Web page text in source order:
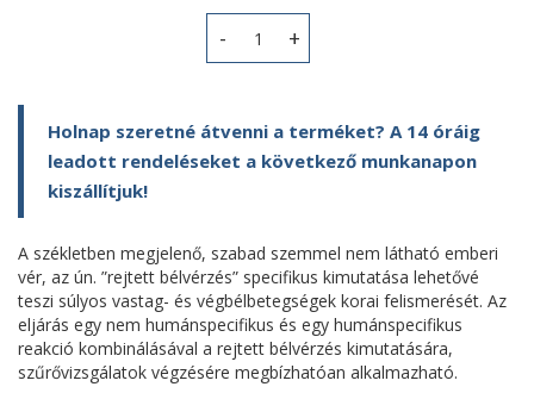
FECA+FOB székletvér teszt 100x3
Holnap szeretné átvenni a terméket? A 14 óráig
leadott rendeléseket a következő munkanapon
kiszállítjuk!
A székletben megjelenő, szabad szemmel nem látható emberi
vér, az ún. ”rejtett bélvérzés” specifikus kimutatása lehetővé
teszi súlyos vastag- és végbélbetegségek korai felismerését. Az
eljárás egy nem humánspecifikus és egy humánspecifikus
reakció kombinálásával a rejtett bélvérzés kimutatására,
szűrővizsgálatok végzésére megbízhatóan alkalmazható.